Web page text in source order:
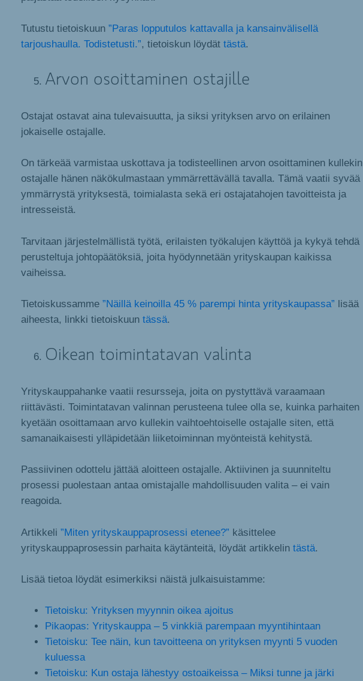
Tutustu tietoiskuun ”Paras lopputulos kattavalla ja kansainvälisellä
tarjoushaulla. Todistetusti.”, tietoiskun löydät tästä.
Arvon osoittaminen ostajille
Ostajat ostavat aina tulevaisuutta, ja siksi yrityksen arvo on erilainen
jokaiselle ostajalle.
On tärkeää varmistaa uskottava ja todisteellinen arvon osoittaminen kullekin
ostajalle hänen näkökulmastaan ymmärrettävällä tavalla. Tämä vaatii syvää
ymmärrystä yrityksestä, toimialasta sekä eri ostajatahojen tavoitteista ja
intresseistä.
Tarvitaan järjestelmällistä työtä, erilaisten työkalujen käyttöä ja kykyä tehdä
perusteltuja johtopäätöksiä, joita hyödynnetään yrityskaupan kaikissa
vaiheissa.
Tietoiskussamme ”Näillä keinoilla 45 % parempi hinta yrityskaupassa” lisää
aiheesta, linkki tietoiskuun tässä.
Oikean toimintatavan valinta
Yrityskauppahanke vaatii resursseja, joita on pystyttävä varaamaan
riittävästi. Toimintatavan valinnan perusteena tulee olla se, kuinka parhaiten
kyetään osoittamaan arvo kullekin vaihtoehtoiselle ostajalle siten, että
samanaikaisesti ylläpidetään liiketoiminnan myönteistä kehitystä.
Passiivinen odottelu jättää aloitteen ostajalle. Aktiivinen ja suunniteltu
prosessi puolestaan antaa omistajalle mahdollisuuden valita – ei vain
reagoida.
Artikkeli ”Miten yrityskauppaprosessi etenee?” käsittelee
yrityskauppaprosessin parhaita käytänteitä, löydät artikkelin tästä.
Lisää tietoa löydät esimerkiksi näistä julkaisuistamme:
Tietoisku: Yrityksen myynnin oikea ajoitus
Pikaopas: Yrityskauppa – 5 vinkkiä parempaan myyntihintaan
Tietoisku: Tee näin, kun tavoitteena on yrityksen myynti 5 vuoden
kuluessa
Tietoisku: Kun ostaja lähestyy ostoaikeissa – Miksi tunne ja järki